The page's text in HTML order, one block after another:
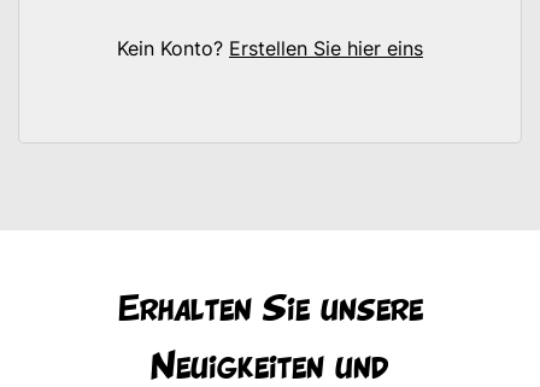
Kein Konto? Erstellen Sie hier eins
Erhalten Sie unsere
Neuigkeiten und